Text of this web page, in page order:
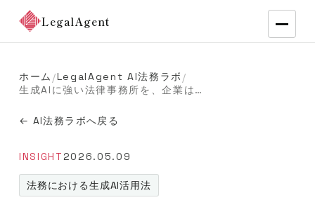
LegalAgent
ホーム /LegalAgent AI法務ラボ /
生成AIに強い法律事務所を、企業はどう選ぶべきか
← AI法務ラボへ戻る
INSIGHT2026.05.09
法務における生成AI活用法